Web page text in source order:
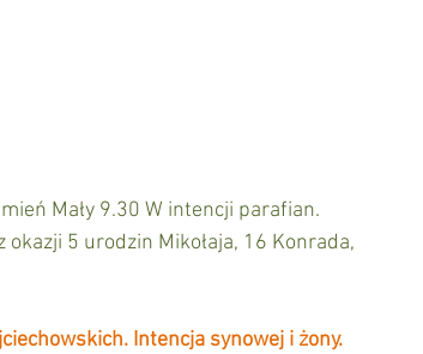
Mały 9.30 W intencji parafian.
okazji 5 urodzin Mikołaja, 16 Konrada,
Intencja synowej i żony.